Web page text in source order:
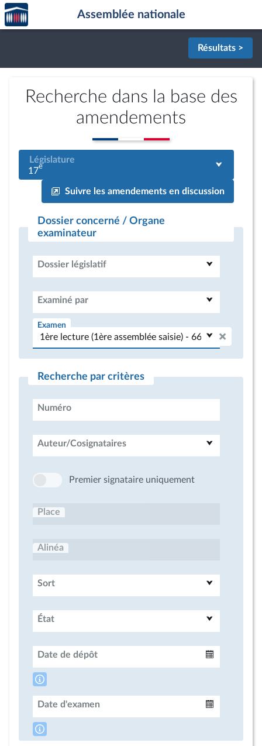
Aller au contenu
Aller en bas de la page
Accèder
à la
page
Assemblée nationale
Résultats >
Recherche dans la base des
amendements
Législature
17e
Suivre les amendements en discussion
Dossier concerné / Organe
examinateur
Dossier législatif
Examiné par
Examen
Recherche par critères
Numéro
Auteur/Cosignataires
Premier signataire uniquement
Place
Alinéa
Sort
État
Date de dépôt
Date d'examen